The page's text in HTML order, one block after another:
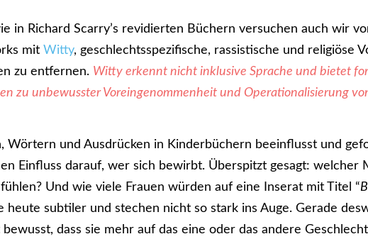
in Richard Scarry’s revidierten Büchern versuchen auch wir
mit Witty, geschlechtsspezifische, rassistische und religiöse
zu entfernen. Witty erkennt nicht inklusive Sprache und bietet
zu unbewusster Voreingenommenheit und Operationalisierung
Wörtern und Ausdrücken in Kinderbüchern beeinflusst und
Einfluss darauf, wer sich bewirbt. Überspitzt gesagt: welcher
Und wie viele Frauen würden auf eine Inserat mit Titel “
subtiler und stechen nicht so stark ins Auge. Gerade
dass sie mehr auf das eine oder das andere